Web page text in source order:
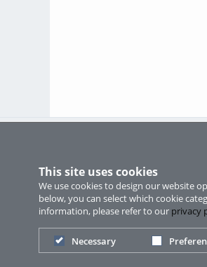
This site uses cookies
We use cookies to design our website
below, you can select which cookie
information, please refer to our privacy
Necessary